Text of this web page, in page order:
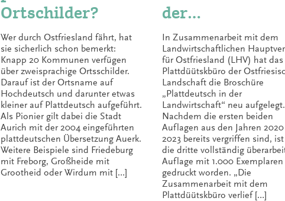
Ortschilder?
Wer durch Ostfriesland fährt, hat
sie sicherlich schon bemerkt:
Knapp 20 Kommunen verfügen
über zweisprachige Ortsschilder.
Darauf ist der Ortsname auf
Hochdeutsch und darunter etwas
kleiner auf Plattdeutsch aufgeführt.
Als Pionier gilt dabei die Stadt
Aurich mit der 2004 eingeführten
plattdeutschen Übersetzung Auerk.
Weitere Beispiele sind Friedeburg
mit Freborg, Großheide mit
Grootheid oder Wirdum mit […]
der
Landwirtschaft
neu aufgelegt
In Zusammenarbeit mit dem
Landwirtschaftlichen
für Ostfriesland (LHV) hat das
Plattdüütskbüro der
Landschaft die Broschüre
„Plattdeutsch in der
Landwirtschaft“ neu aufgelegt.
Nachdem die ersten beiden
Auflagen aus den Jahren
2023 bereits vergriffen sind,
die dritte vollständig
Auflage mit 1.000 Exemplaren
gedruckt worden. „Die
Zusammenarbeit mit dem
Plattdüütskbüro verlief […]